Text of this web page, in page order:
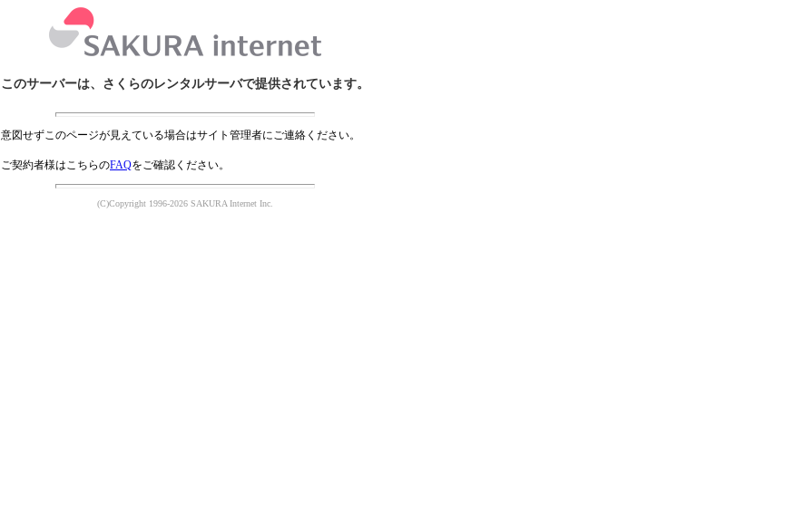
このサーバーは、さくらのレンタルサーバで提供されています。
意図せずこのページが見えている場合はサイト管理者にご連絡ください。
ご契約者様はこちらのFAQをご確認ください。
(C)Copyright 1996-2026 SAKURA Internet Inc.